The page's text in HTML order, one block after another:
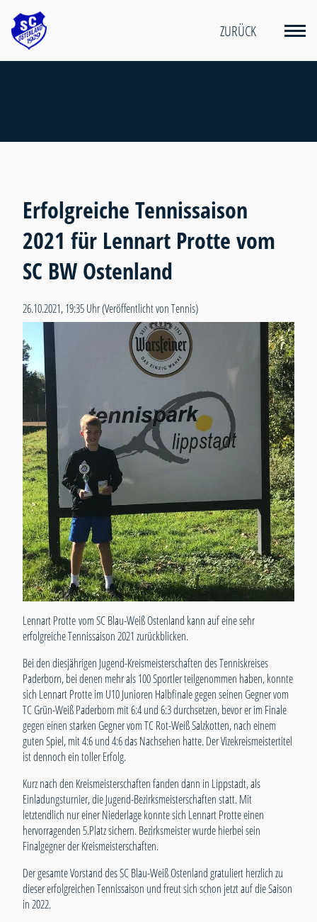
ZURÜCK
Erfolgreiche Tennissaison
2021 für Lennart Protte vom
SC BW Ostenland
26.10.2021, 19:35 Uhr(Veröffentlicht von Tennis)
Lennart Protte vom SC Blau-Weiß Ostenland kann auf eine sehr
erfolgreiche Tennissaison 2021 zurückblicken.
Bei den diesjährigen Jugend-Kreismeisterschaften des Tenniskreises
Paderborn, bei denen mehr als 100 Sportler teilgenommen haben, konnte
sich Lennart Protte im U10 Junioren Halbfinale gegen seinen Gegner vom
TC Grün-Weiß Paderborn mit 6:4 und 6:3 durchsetzen, bevor er im Finale
gegen einen starken Gegner vom TC Rot-Weiß Salzkotten, nach einem
guten Spiel, mit 4:6 und 4:6 das Nachsehen hatte. Der Vizekreismeistertitel
ist dennoch ein toller Erfolg.
Kurz nach den Kreismeisterschaften fanden dann in Lippstadt, als
Einladungsturnier, die Jugend-Bezirksmeisterschaften statt. Mit
letztendlich nur einer Niederlage konnte sich Lennart Protte einen
hervorragenden 5.Platz sichern. Bezirksmeister wurde hierbei sein
Finalgegner der Kreismeisterschaften.
Der gesamte Vorstand des SC Blau-Weiß Ostenland gratuliert herzlich zu
dieser erfolgreichen Tennissaison und freut sich schon jetzt auf die Saison
in 2022.